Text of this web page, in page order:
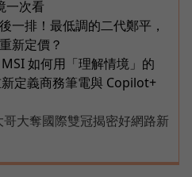
一次看
一排！最低調的二代鄭平，
新定價？
如何用「理解情境」的
定義商務筆電與 Copilot+
大奪國際雙冠揭密好網路新